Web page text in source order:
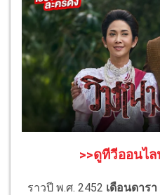
>>ดูทีวีออนไล
ราวปี พ.ศ. 2452 เดือนดารา